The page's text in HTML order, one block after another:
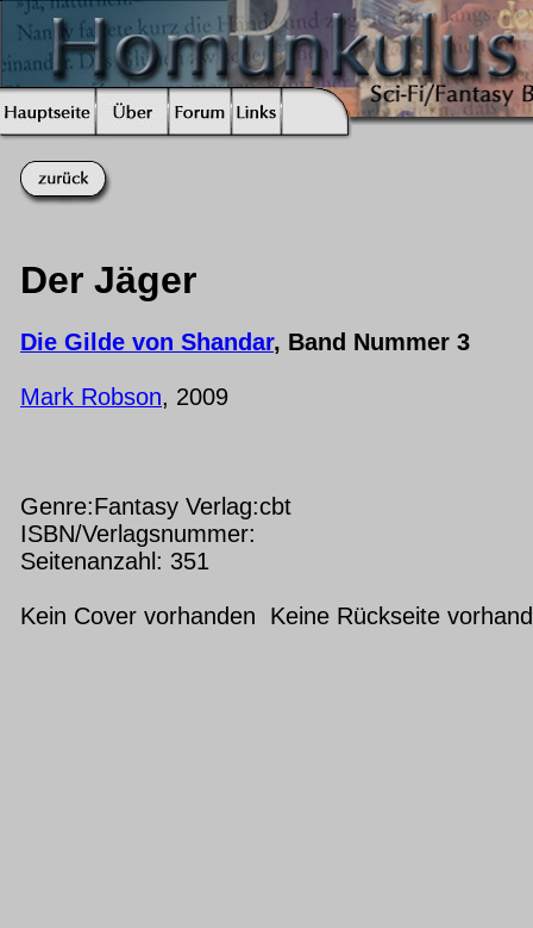
Der Jäger
Die Gilde von Shandar, Band Nummer 3
Mark Robson, 2009
Genre:Fantasy Verlag:cbt
ISBN/Verlagsnummer:
Seitenanzahl: 351
Kein Cover vorhanden Keine Rückseite